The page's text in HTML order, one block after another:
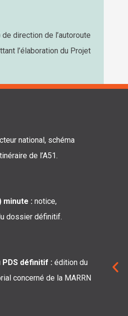
direction de l’autoroute
l’élaboration du Projet
national, schéma
de l’A51.
minute : notice,
dossier définitif.
définitif : édition du
concerné de la MARRN